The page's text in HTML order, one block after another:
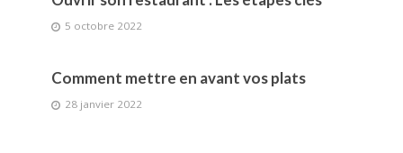
5 octobre 2022
Comment mettre en avant vos plats
28 janvier 2022